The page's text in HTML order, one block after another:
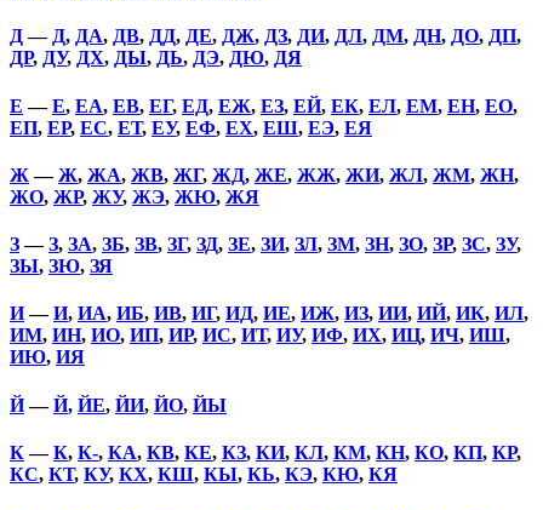
Д— Д, ДА, ДВ, ДД, ДЕ, ДЖ, ДЗ, ДИ, ДЛ, ДМ, ДН, ДО, ДП,
ДР, ДУ, ДХ, ДЫ, ДЬ, ДЭ, ДЮ, ДЯ
Е —Е, ЕА, ЕВ, ЕГ, ЕД, ЕЖ, ЕЗ, ЕЙ, ЕК, ЕЛ, ЕМ, ЕН, ЕО,
ЕП, ЕР, ЕС, ЕТ, ЕУ, ЕФ, ЕХ, ЕШ, ЕЭ, ЕЯ
Ж —Ж, ЖА, ЖВ, ЖГ, ЖД, ЖЕ, ЖЖ, ЖИ, ЖЛ, ЖМ, ЖН,
ЖО, ЖР, ЖУ, ЖЭ, ЖЮ, ЖЯ
З—З, ЗА, ЗБ, ЗВ, ЗГ, ЗД, ЗЕ, ЗИ, ЗЛ, ЗМ, ЗН, ЗО, ЗР, ЗС, ЗУ,
ЗЫ, ЗЮ, ЗЯ
И—И, ИА, ИБ, ИВ, ИГ, ИД, ИЕ, ИЖ, ИЗ, ИИ, ИЙ, ИК, ИЛ,
ИМ, ИН, ИО, ИП, ИР, ИС, ИТ, ИУ, ИФ, ИХ, ИЦ, ИЧ, ИШ,
ИЮ, ИЯ
Й—Й, ЙЕ, ЙИ, ЙО, ЙЫ
К—К, К-, КА, КВ, КЕ, КЗ, КИ, КЛ, КМ, КН, КО, КП, КР,
КС, КТ, КУ, КХ, КШ, КЫ, КЬ, КЭ, КЮ, КЯ